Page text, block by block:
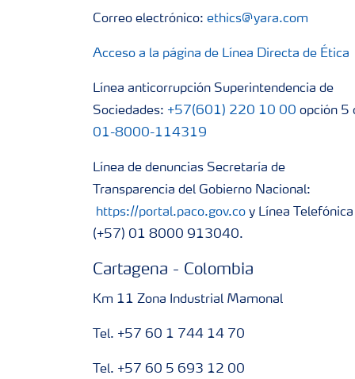
Correo electrónico: ethics@yara.com
Acceso a la página de Línea Directa de Ética
Línea anticorrupción Superintendencia de
Sociedades: +57(601) 220 10 00 opción 5
01-8000-114319
Línea de denuncias Secretaría de
Transparencia del Gobierno Nacional:
https://portal.paco.gov.co y Línea Telefónica
(+57) 01 8000 913040.
Cartagena - Colombia
Km 11 Zona Industrial Mamonal
Tel. +57 60 1 744 14 70
Tel. +57 60 5 693 12 00